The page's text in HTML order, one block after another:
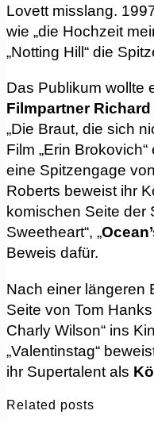
Lovett misslang.
wie „die Hochzeit
„Notting Hill“ die
Das Publikum
Filmpartner Richard
„Die Braut, die sich
Film „Erin
eine Spitzengage
Roberts beweist ihr
komischen Seite der
Sweetheart“, „
Beweis dafür.
Nach einer längeren Babypause kehrt sie an der
Seite von Tom
Charly Wilson“ ins
„Valentinstag“
ihr Supertalent als
Related posts